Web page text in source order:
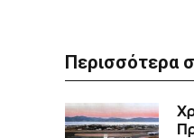
Περισσότερα